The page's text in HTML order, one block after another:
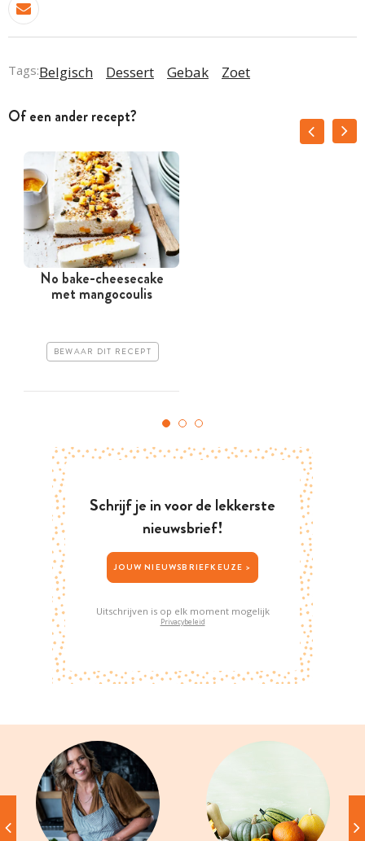
Tags:Belgisch Dessert Gebak Zoet
Of een ander recept?
No bake-cheesecake
met mangocoulis
BEWAAR DIT RECEPT
Schrijf je in voor de lekkerste
nieuwsbrief!
JOUW NIEUWSBRIEFKEUZE >
Uitschrijven is op elk moment mogelijk
Privacybeleid